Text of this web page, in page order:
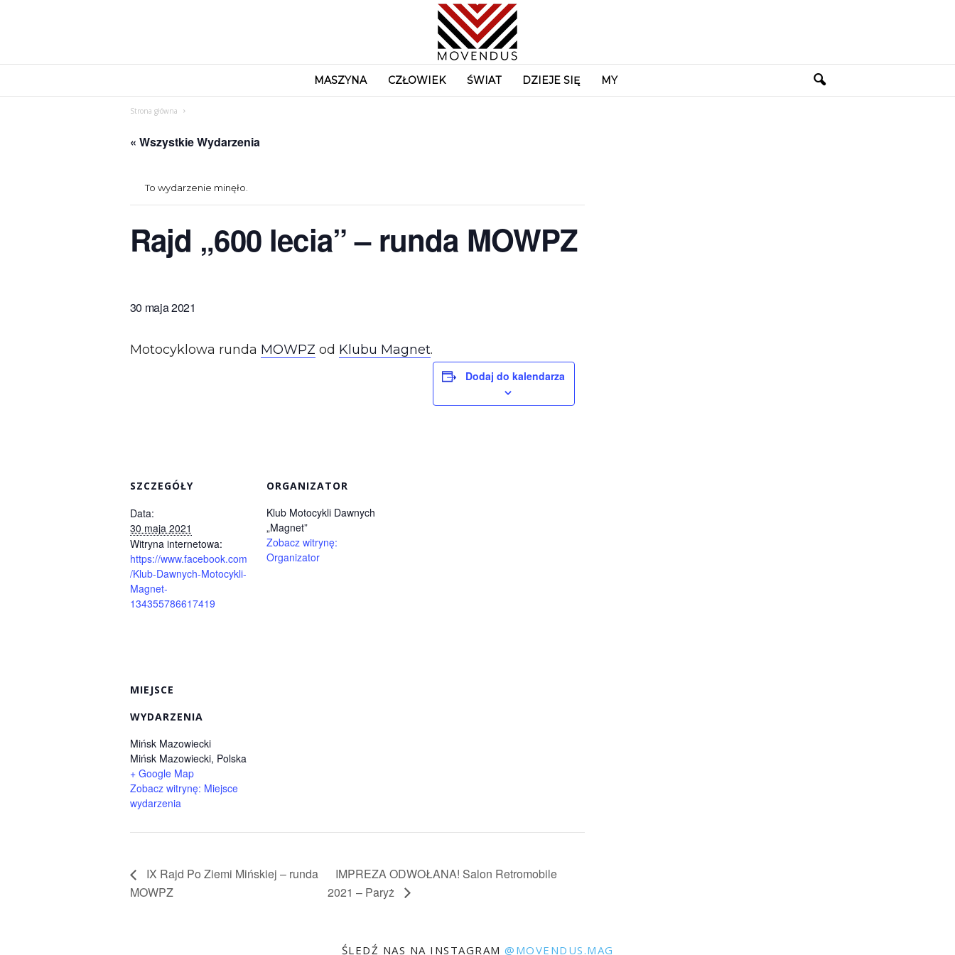
v
MASZYNA CZŁOWIEK ŚWIAT DZIEJE SIĘ MY
Strona główna
« Wszystkie Wydarzenia
To wydarzenie minęło.
Rajd „600 lecia” – runda MOWPZ
30 maja 2021
Motocyklowa runda MOWPZ od Klubu Magnet.
Dodaj do kalendarza
SZCZEGÓŁY
Data:
30 maja 2021
Witryna internetowa:
https://www.facebook.com
/Klub-Dawnych-Motocykli-
Magnet-
134355786617419
ORGANIZATOR
Klub Motocykli Dawnych
„Magnet”
Zobacz witrynę:
Organizator
MIEJSCE
WYDARZENIA
Mińsk Mazowiecki
Mińsk Mazowiecki, Polska
+ Google Map
Zobacz witrynę: Miejsce
wydarzenia
IX Rajd Po Ziemi Mińskiej – runda
MOWPZ
IMPREZA ODWOŁANA! Salon Retromobile
2021 – Paryż
ŚLEDŹ NAS NA INSTAGRAM @MOVENDUS.MAG